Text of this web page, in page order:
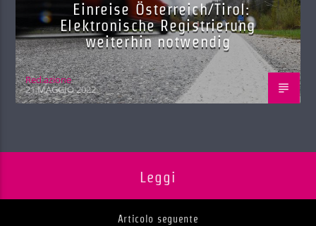
Einreise Österreich/Tirol:
Elektronische Registrierung
weiterhin notwendig
Red.azione
21 MAGGIO 2022
Leggi
Articolo seguente